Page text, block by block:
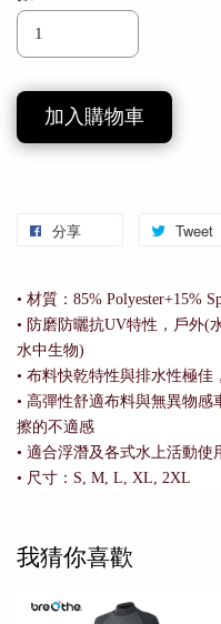
加入購物車
分享 Tweet
• 材質：85% Polyester+15%
• 防磨防曬抗UV特性，戶外(
水中生物)
• 布料快乾特性與排水性極佳
• 高彈性舒適布料與無異物
擦的不適感
• 適合浮潛及各式水上活動使
• 尺寸：S, M, L, XL, 2XL
我猜你喜歡